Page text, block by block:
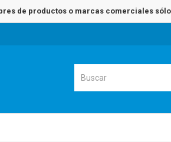
de productos o marcas comerciales